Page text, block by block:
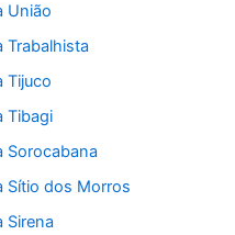
União
Trabalhista
Tijuco
Tibagi
Sorocabana
Sítio dos Morros
Sirena